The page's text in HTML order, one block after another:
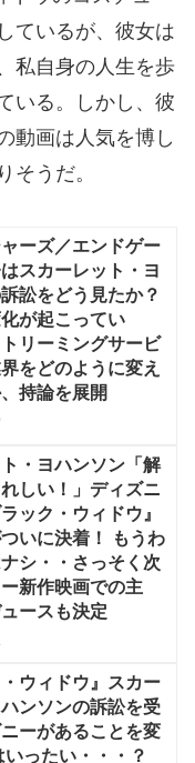
ているが、彼女は
私自身の人生を歩
いる。しかし、彼
動画は人気を博し
そうだ。
ャーズ／エンドゲー
スカーレット・ヨ
訟をどう見たか？
化が起こってい
リーミングサービ
をどのように変え
持論を展開
・ヨハンソン「解
しい！」ディズニ
ック・ウィドウ』
いに決着！ もうわ
シ・・さっそく次
新作映画での主
ースも決定
・ウィドウ』スカー
ンソンの訴訟を受
ーがあることを変
ったい・・・？